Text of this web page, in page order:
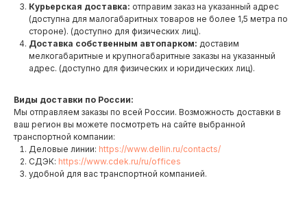
Курьерская доставка: отправим заказ на указанный адрес
(доступна для малогабаритных товаров не более 1,5 метра по
стороне). (доступно для физических лиц).
Доставка собственным автопарком: доставим
мелкогабаритные и крупногабаритные заказы на указанный
адрес. (доступно для физических и юридических лиц).
Виды доставки по России:
Мы отправляем заказы по всей России. Возможность доставки в
ваш регион вы можете посмотреть на сайте выбранной
транспортной компании:
Деловые линии: https://www.dellin.ru/contacts/
СДЭК: https://www.cdek.ru/ru/offices
удобной для вас транспортной компанией.